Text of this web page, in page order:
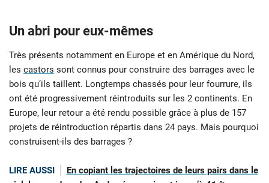
Un abri pour eux-mêmes
Très présents notamment en Europe et en Amérique du Nord,
les castors sont connus pour construire des barrages avec le
bois qu’ils taillent. Longtemps chassés pour leur fourrure, ils
ont été progressivement réintroduits sur les 2 continents. En
Europe, leur retour a été rendu possible grâce à plus de 157
projets de réintroduction répartis dans 24 pays. Mais pourquoi
construisent-ils des barrages ?
LIRE AUSSI
En copiant les trajectoires de leurs pairs dans le